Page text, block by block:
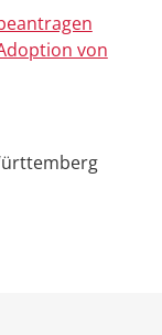
von